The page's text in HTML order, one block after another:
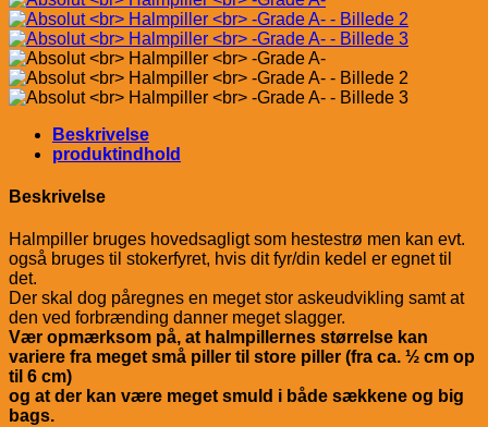
Beskrivelse
produktindhold
Beskrivelse
Halmpiller bruges hovedsagligt som hestestrø men kan evt.
også bruges til stokerfyret, hvis dit fyr/din kedel er egnet til
det.
Der skal dog påregnes en meget stor askeudvikling samt at
den ved forbrænding danner meget slagger.
Vær opmærksom på, at halmpillernes størrelse kan
variere fra meget små piller til store piller (fra ca. ½ cm op
til 6 cm)
og at der kan være meget smuld i både sækkene og big
bags.